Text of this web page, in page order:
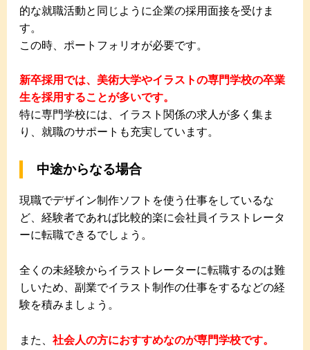
的な就職活動と同じように企業の採用面接を受けま
す。
この時、ポートフォリオが必要です。
新卒採用では、美術大学やイラストの専門学校の卒業
生を採用することが多いです。
特に専門学校には、イラスト関係の求人が多く集ま
り、就職のサポートも充実しています。
中途からなる場合
現職でデザイン制作ソフトを使う仕事をしているな
ど、経験者であれば比較的楽に会社員イラストレータ
ーに転職できるでしょう。
全くの未経験からイラストレーターに転職するのは難
しいため、副業でイラスト制作の仕事をするなどの経
験を積みましょう。
また、 社会人の方におすすめなのが専門学校です。